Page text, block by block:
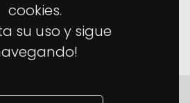
cookies.
su uso y sigue